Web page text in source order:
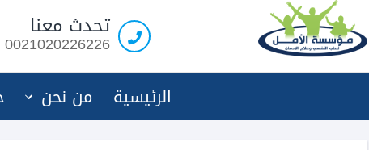
لعلاج
الادمان
تحدث معنا
0021020226226
الرئيسية من نحن